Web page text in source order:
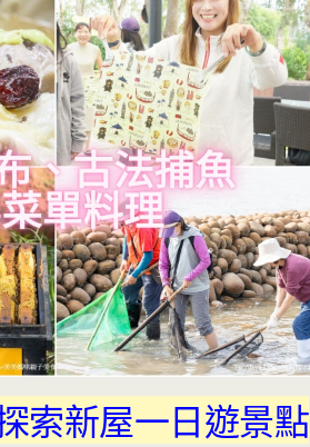
索新屋一日遊景點